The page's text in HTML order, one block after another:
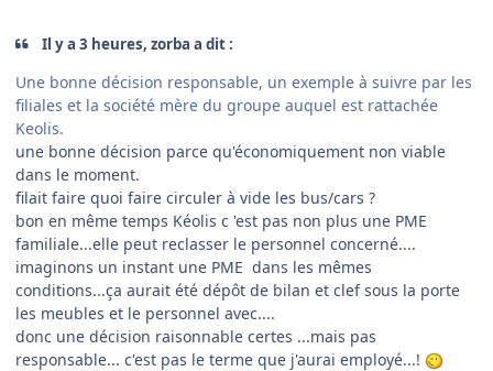
Il y a 3 heures, zorba a dit :
Une bonne décision responsable, un exemple à suivre par les
filiales et la société mère du groupe auquel est rattachée
Keolis.
une bonne décision parce qu'économiquement non viable
dans le moment.
filait faire quoi faire circuler à vide les bus/cars ?
bon en même temps Kéolis c 'est pas non plus une PME
familiale...elle peut reclasser le personnel concerné....
imaginons un instant une PME dans les mêmes
conditions...ça aurait été dépôt de bilan et clef sous la porte
les meubles et le personnel avec....
donc une décision raisonnable certes ...mais pas
responsable... c'est pas le terme que j'aurai employé...!